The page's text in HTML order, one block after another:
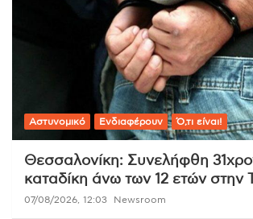
Αστυνομικό Ενδιαφέρουν Ό,τι είναι!
Θεσσαλονίκη: Συνελήφθη
καταδίκη άνω των 12 ετών στην
07/08/2026, 12:03 Newsroom